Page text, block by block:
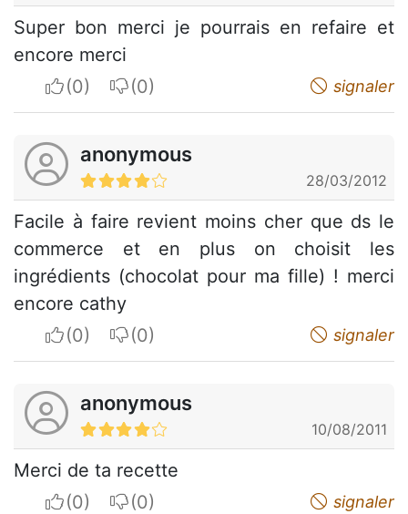
Super bon merci je pourrais en refaire et
encore merci
I apreciateI do not appreciate signaler
anonymous
28/03/2012
Facile à faire revient moins cher que ds le
commerce et en plus on choisit les
ingrédients (chocolat pour ma fille) ! merci
encore cathy
I apreciateI do not appreciate signaler
anonymous
10/08/2011
Merci de ta recette
I apreciateI do not appreciate signaler